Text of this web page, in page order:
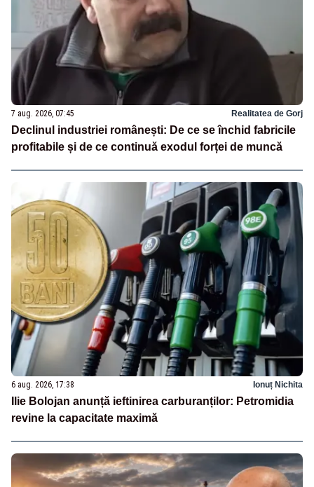
7 aug. 2026, 07:45 Realitatea de Gorj
Declinul industriei românești: De ce se închid fabricile
profitabile și de ce continuă exodul forței de muncă
6 aug. 2026, 17:38 Ionuț Nichita
Ilie Bolojan anunță ieftinirea carburanților: Petromidia
revine la capacitate maximă